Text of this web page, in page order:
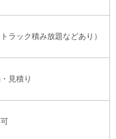
ラック積み放題などあり）
見積り